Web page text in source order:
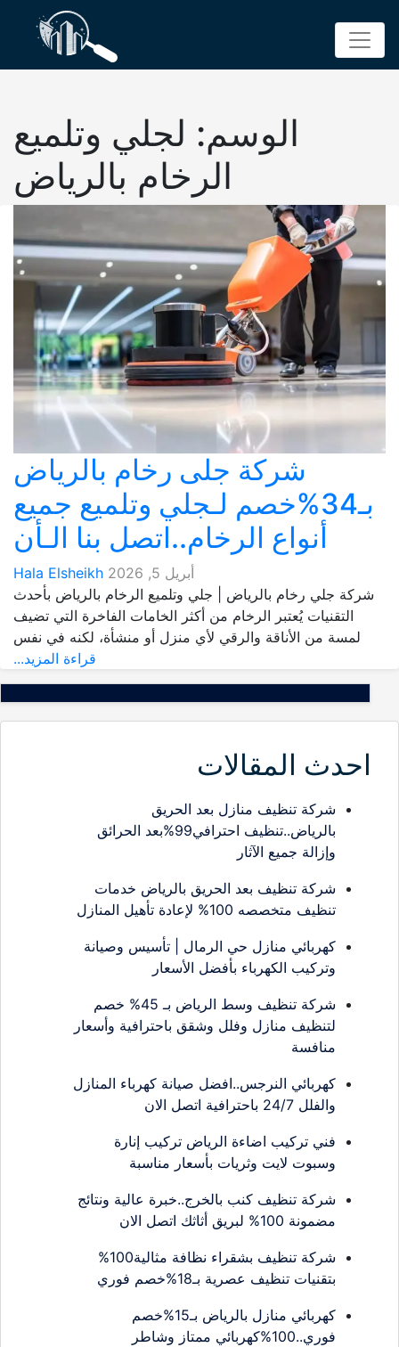
الوسم: لجلي وتلميع
الرخام بالرياض
شركة جلى رخام بالرياض
بـ34%خصم لـجلي وتلميع جميع
أنواع الرخام..اتصل بنا الـأن
أبريل 5, 2026
Hala Elsheikh
شركة جلي رخام بالرياض | جلي وتلميع الرخام بالرياض بأحدث
التقنيات يُعتبر الرخام من أكثر الخامات الفاخرة التي تضيف
لمسة من الأناقة والرقي لأي منزل أو منشأة، لكنه في نفس
قراءة المزيد...
احدث المقالات
شركة تنظيف منازل بعد الحريق
بالرياض..تنظيف احترافي99%بعد الحرائق
وإزالة جميع الآثار
شركة تنظيف بعد الحريق بالرياض خدمات
تنظيف متخصصه 100% لإعادة تأهيل المنازل
كهربائي منازل حي الرمال | تأسيس وصيانة
وتركيب الكهرباء بأفضل الأسعار
شركة تنظيف وسط الرياض بـ 45% خصم
لتنظيف منازل وفلل وشقق باحترافية وأسعار
منافسة
كهربائي النرجس..افضل صيانة كهرباء المنازل
والفلل 24/7 باحترافية اتصل الان
فني تركيب اضاءة الرياض تركيب إنارة
وسبوت لايت وثريات بأسعار مناسبة
شركة تنظيف كنب بالخرج..خبرة عالية ونتائج
مضمونة 100% لبريق أثاثك اتصل الان
شركة تنظيف بشقراء نظافة مثالية100%
بتقنيات تنظيف عصرية بـ18%خصم فوري
كهربائي منازل بالرياض بـ15%خصم
فوري..100%كهربائي ممتاز وشاطر